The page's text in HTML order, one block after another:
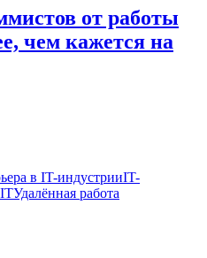
от работы
чем кажется на
в IT-индустрииIT-
Удалённая работа